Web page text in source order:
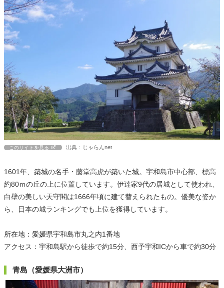
このサイトを見る 出典：じゃらんnet
1601年、築城の名手・藤堂高虎が築いた城。宇和島市中心部、標高
約80ｍの丘の上に位置しています。伊達家9代の居城として使われ、
白壁の美しい天守閣は1666年頃に建て替えられたもの。優美な姿か
ら、日本の城ランキングでも上位を獲得しています。
所在地：愛媛県宇和島市丸之内1番地
アクセス：宇和島駅から徒歩で約15分、西予宇和ICから車で約30分
青島（愛媛県大洲市）